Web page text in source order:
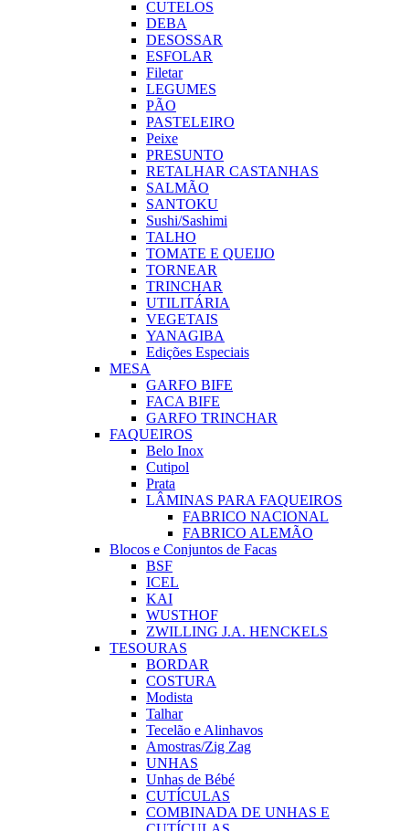
CUTELOS
DEBA
DESOSSAR
ESFOLAR
Filetar
LEGUMES
PÃO
PASTELEIRO
Peixe
PRESUNTO
RETALHAR CASTANHAS
SALMÃO
SANTOKU
Sushi/Sashimi
TALHO
TOMATE E QUEIJO
TORNEAR
TRINCHAR
UTILITÁRIA
VEGETAIS
YANAGIBA
Edições Especiais
MESA
GARFO BIFE
FACA BIFE
GARFO TRINCHAR
FAQUEIROS
Belo Inox
Cutipol
Prata
LÂMINAS PARA FAQUEIROS
FABRICO NACIONAL
FABRICO ALEMÃO
Blocos e Conjuntos de Facas
BSF
ICEL
KAI
WUSTHOF
ZWILLING J.A. HENCKELS
TESOURAS
BORDAR
COSTURA
Modista
Talhar
Tecelão e Alinhavos
Amostras/Zig Zag
UNHAS
Unhas de Bébé
CUTÍCULAS
COMBINADA DE UNHAS E